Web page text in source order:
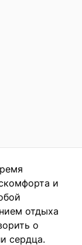
и
отдыха
о
сердца.